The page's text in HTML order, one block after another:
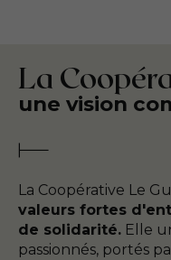
La
une vision
La Coopérative Le
valeurs fortes
de solidarité. Elle
passionnés, portés